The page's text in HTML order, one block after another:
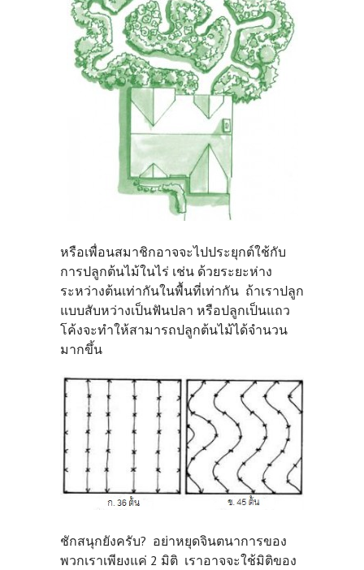
หรือเพื่อนสมาชิกอาจจะไปประยุกต์ใช้กับ
การปลูกต้นไม้ในไร่ เช่น ด้วยระยะห่าง
ระหว่างต้นเท่ากันในพื้นที่เท่ากัน ถ้าเราปลูก
แบบสับหว่างเป็นฟันปลา หรือปลูกเป็นแถว
โค้งจะทำให้สามารถปลูกต้นไม้ได้จำนวน
มากขึ้น
ชักสนุกยังครับ? อย่าหยุดจินตนาการของ
พวกเราเพียงแค่ 2 มิติ เราอาจจะใช้มิติของ